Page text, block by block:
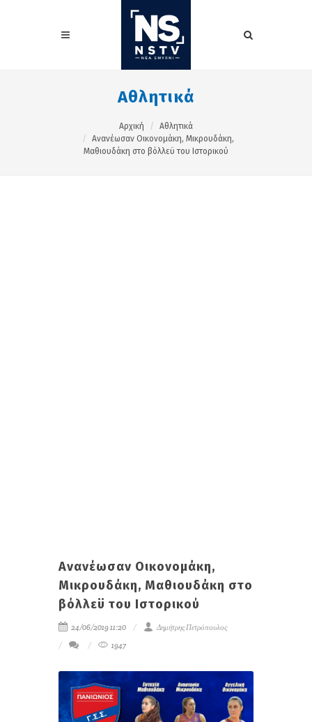
Αθλητικά
Αρχική
Αθλητικά
Ανανέωσαν Οικονομάκη, Μικρουδάκη,
Μαθιουδάκη στο βόλλεϋ του Ιστορικού
Ανανέωσαν Οικονομάκη,
Μικρουδάκη, Μαθιουδάκη στο
βόλλεϋ του Ιστορικού
24/06/2019 11:20
Δημήτρης Πετρόπουλος
1947